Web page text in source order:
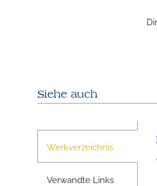
Siehe auch
Werkverzeichnis
Verwandte Links